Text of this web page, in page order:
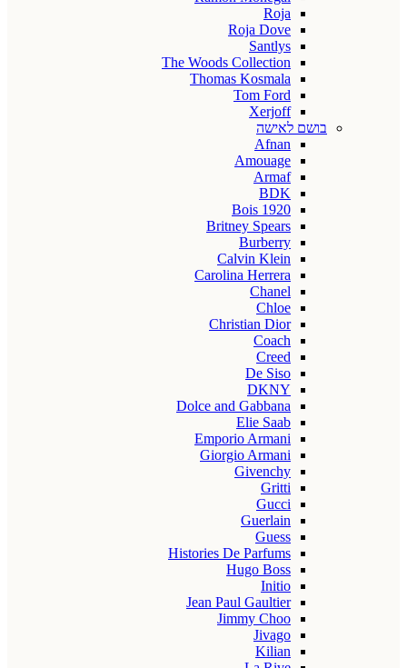
Roja
Roja Dove
Santlys
The Woods Collection
Thomas Kosmala
Tom Ford
Xerjoff
בושם לאישה
Afnan
Amouage
Armaf
BDK
Bois 1920
Britney Spears
Burberry
Calvin Klein
Carolina Herrera
Chanel
Chloe
Christian Dior
Coach
Creed
De Siso
DKNY
Dolce and Gabbana
Elie Saab
Emporio Armani
Giorgio Armani
Givenchy
Gritti
Gucci
Guerlain
Guess
Histories De Parfums
Hugo Boss
Initio
Jean Paul Gaultier
Jimmy Choo
Jivago
Kilian